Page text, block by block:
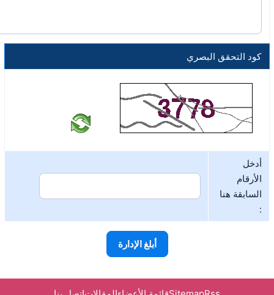
كود التحقق البصري
أدخل
الأرقام
السابقة هنا